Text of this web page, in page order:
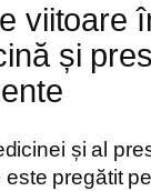
viitoare
și
și al
pregătit